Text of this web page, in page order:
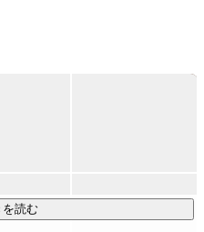
経理といったバックオフィス
を読む